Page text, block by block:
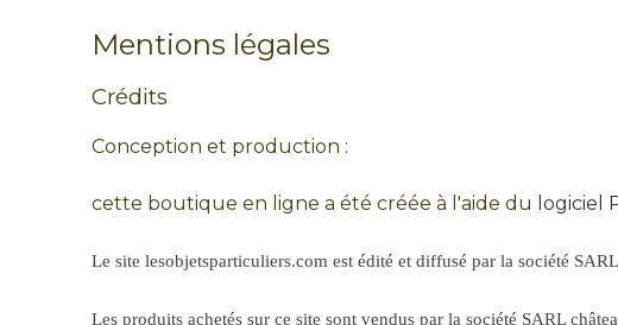
Mentions légales
Crédits
Conception et production :
cette boutique en ligne a été créée à l'aide du logiciel
Le site lesobjetsparticuliers.com est édité et diffusé par la société
Les produits achetés sur ce site sont vendus par la société SARL